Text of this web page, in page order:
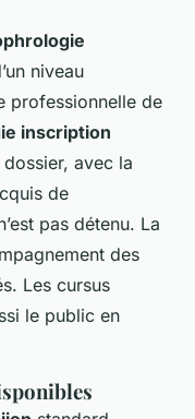
niveau
professionnelle de
inscription
dossier, avec la
de
pas détenu. La
des
Les cursus
le public en